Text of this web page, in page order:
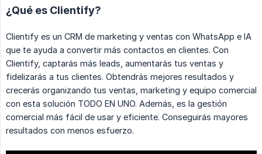
¿Qué es Clientify?
Clientify es un CRM de marketing y ventas con WhatsApp e IA
que te ayuda a convertir más contactos en clientes. Con
Clientify, captarás más leads, aumentarás tus ventas y
fidelizarás a tus clientes. Obtendrás mejores resultados y
crecerás organizando tus ventas, marketing y equipo comercial
con esta solución TODO EN UNO. Además, es la gestión
comercial más fácil de usar y eficiente. Conseguirás mayores
resultados con menos esfuerzo.